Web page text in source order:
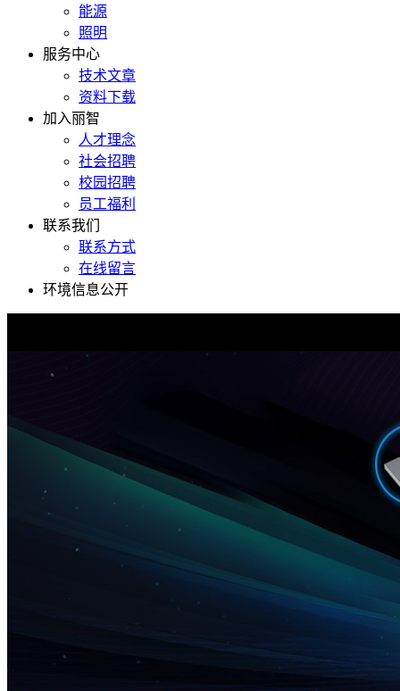
能源
照明
服务中心
技术文章
资料下载
加入丽智
人才理念
社会招聘
校园招聘
员工福利
联系我们
联系方式
在线留言
环境信息公开